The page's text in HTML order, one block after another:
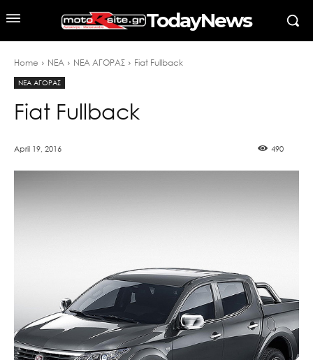
TodayNews
Home ΝΕΑ ΝΕΑ ΑΓΟΡΑΣ Fiat Fullback
ΝΕΑ ΑΓΟΡΑΣ
Fiat Fullback
April 19, 2016 490